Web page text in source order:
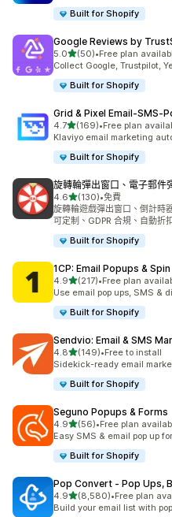
Built for Shopify
Google Reviews by
5.0滿分 5 顆星
(50)
共有 50 則評價
•Free plan
Collect Google, Trustpilot,
Built for Shopify
Grid & Pixel
4.7滿分 5 顆星
(169)
共有 169 則評價
•Free plan
Klaviyo email marketing
Built for Shopify
旋轉輪彈出窗口、電子郵件
4.6滿分 5 顆星
(130)
共有 130 則評價
•免費
旋轉輪遊戲彈出窗口、倒計時
可定制、GDPR 合規、自動折
Built for Shopify
1CP: Email Popups &
4.9滿分 5 顆星
(217)
共有 217 則評價
•Free plan
Use email pop ups, SMS &
Built for Shopify
Sendvio: Email & SMS
4.8滿分 5 顆星
(149)
共有 149 則評價
•Free to install
Sidekick-ready email
Built for Shopify
Seguno Popups & Forms
4.9滿分 5 顆星
(56)
共有 56 則評價
•Free plan
Easy SMS & email pop up
Built for Shopify
Pop Convert ‑ Pop Ups,
4.9滿分 5 顆星
(8,580)
共有 8580 則評價
•Free plan
Build your email list with